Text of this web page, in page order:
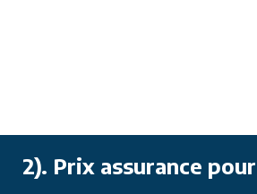
2). Prix assurance